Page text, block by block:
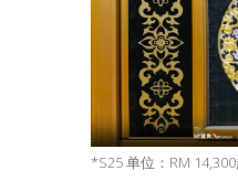
*S25 单位：RM